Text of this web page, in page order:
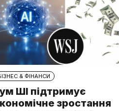
& ФІНАНСИ
ШІ підтримує
зростання